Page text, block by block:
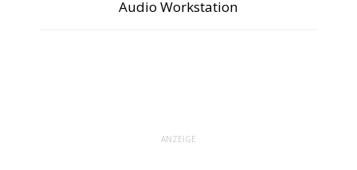
Audio Workstation
ANZEIGE